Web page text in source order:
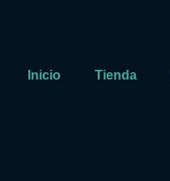
Inicio Tienda